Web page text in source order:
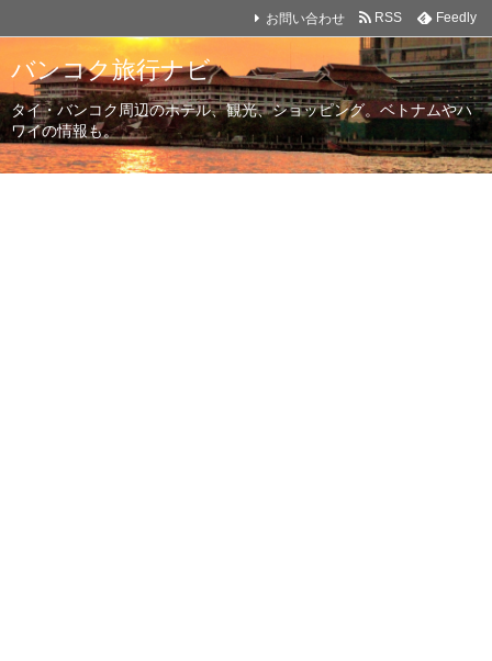
バンコク旅行ナビ
タイ・バンコク周辺のホテル、観光、ショッピング。ベトナムやハ
ワイの情報も。
お問い合わせ RSS Feedly